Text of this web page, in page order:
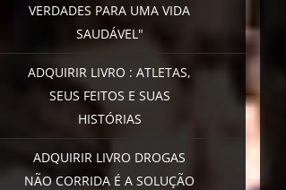
VERDADES PARA UMA VIDA
SAUDÁVEL"
ADQUIRIR LIVRO : ATLETAS,
SEUS FEITOS E SUAS
HISTÓRIAS
ADQUIRIR LIVRO DROGAS
NÃO CORRIDA É A SOLUÇÃO